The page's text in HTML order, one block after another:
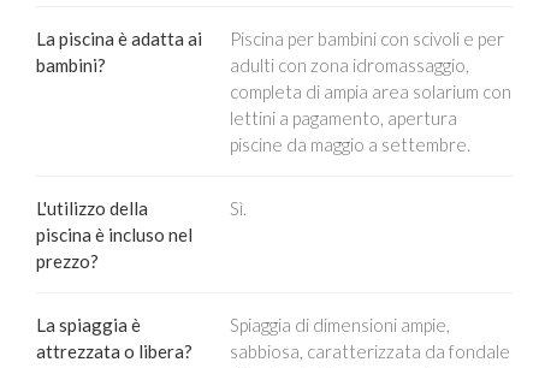
La piscina è adatta ai
bambini?
Piscina per bambini con scivoli e per
adulti con zona idromassaggio,
completa di ampia area solarium con
lettini a pagamento, apertura
piscine da maggio a settembre.
L'utilizzo della
piscina è incluso nel
prezzo?
Sì.
La spiaggia è
attrezzata o libera?
Spiaggia di dimensioni ampie,
sabbiosa, caratterizzata da fondale